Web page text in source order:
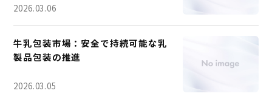
2026.03.06
牛乳包装市場：安全で持続可能な乳
製品包装の推進
2026.03.05